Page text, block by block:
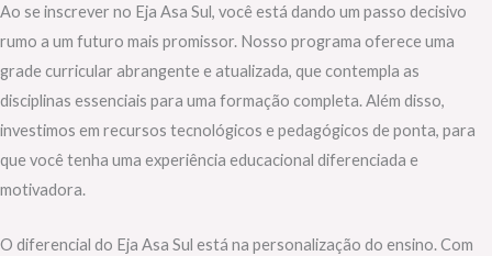
Ao se inscrever no Eja Asa Sul, você está dando um passo decisivo
rumo a um futuro mais promissor. Nosso programa oferece uma
grade curricular abrangente e atualizada, que contempla as
disciplinas essenciais para uma formação completa. Além disso,
investimos em recursos tecnológicos e pedagógicos de ponta, para
que você tenha uma experiência educacional diferenciada e
motivadora.
O diferencial do Eja Asa Sul está na personalização do ensino. Com